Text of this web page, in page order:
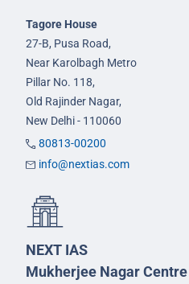
Tagore House
27-B, Pusa Road,
Near Karolbagh Metro
Pillar No. 118,
Old Rajinder Nagar,
New Delhi - 110060
80813-00200
info@nextias.com
NEXT IAS
Mukherjee Nagar Centre